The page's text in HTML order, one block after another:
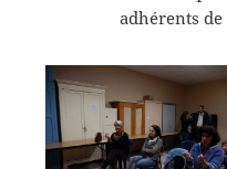
adhérents